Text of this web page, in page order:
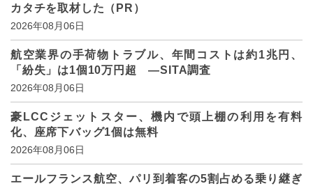
カタチを取材した（PR）
2026年08月06日
航空業界の手荷物トラブル、年間コストは約1兆円、
「紛失」は1個10万円超 ―SITA調査
2026年08月06日
豪LCCジェットスター、機内で頭上棚の利用を有料
化、座席下バッグ1個は無料
2026年08月06日
エールフランス航空、パリ到着客の5割占める乗り継ぎ